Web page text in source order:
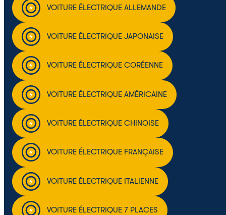
VOITURE ÉLECTRIQUE ALLEMANDE
VOITURE ÉLECTRIQUE JAPONAISE
VOITURE ÉLECTRIQUE CORÉENNE
VOITURE ÉLECTRIQUE AMÉRICAINE
VOITURE ÉLECTRIQUE CHINOISE
VOITURE ÉLECTRIQUE FRANÇAISE
VOITURE ÉLECTRIQUE ITALIENNE
VOITURE ÉLECTRIQUE 7 PLACES